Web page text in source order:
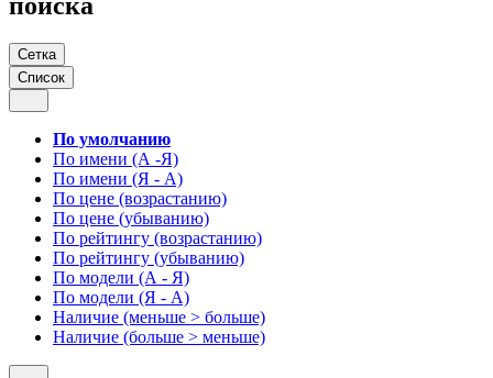
поиска
Сетка
Список
По умолчанию
По имени (А -Я)
По имени (Я - А)
По цене (возрастанию)
По цене (убыванию)
По рейтингу (возрастанию)
По рейтингу (убыванию)
По модели (А - Я)
По модели (Я - А)
Наличие (меньше > больше)
Наличие (больше > меньше)